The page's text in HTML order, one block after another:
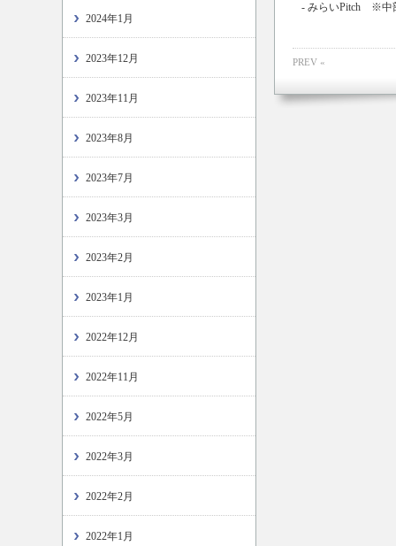
- みらいPitch ※中
PREV «
2024年1月
2023年12月
2023年11月
2023年8月
2023年7月
2023年3月
2023年2月
2023年1月
2022年12月
2022年11月
2022年5月
2022年3月
2022年2月
2022年1月